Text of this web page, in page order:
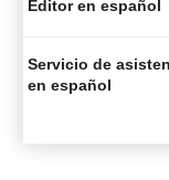
Editor en español
Servicio de
en español